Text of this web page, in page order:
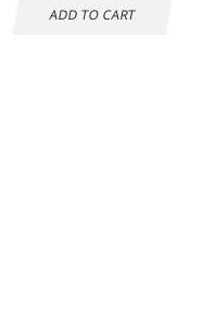
ADD TO CART